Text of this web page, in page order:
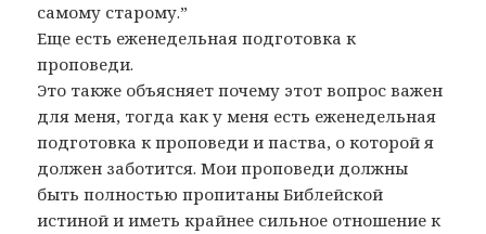
самому старому.”
Еще есть еженедельная подготовка к
проповеди.
Это также объясняет почему этот вопрос важен
для меня, тогда как у меня есть еженедельная
подготовка к проповеди и паства, о которой я
должен заботится. Мои проповеди должны
быть полностью пропитаны Библейской
истиной и иметь крайнее сильное отношение к